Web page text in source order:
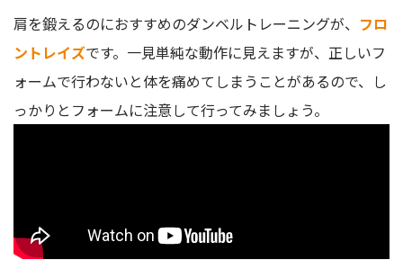
肩を鍛えるのにおすすめのダンベルトレーニングが、 フロ
ントレイズです。一見単純な動作に見えますが、正しいフ
ォームで行わないと体を痛めてしまうことがあるので、し
っかりとフォームに注意して行ってみましょう。